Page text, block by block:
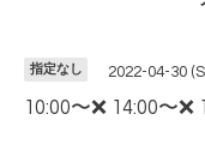
指定なし 2022-04-30
10:00〜❌ 14:00〜❌